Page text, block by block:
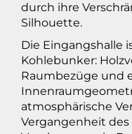
durch ihre
Silhouette.
Die Eingangshalle
Kohlebunker:
Raumbezüge und
atmosphärische
Vergangenheit des